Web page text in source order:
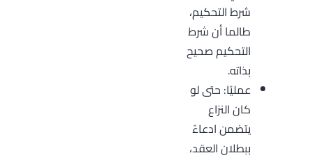
شرط التحكيم،
طالما أن شرط
التحكيم صحيح
بذاته.
عمليًا: حتى لو
كان النزاع
يتضمن ادعاءً
ببطلان العقد،